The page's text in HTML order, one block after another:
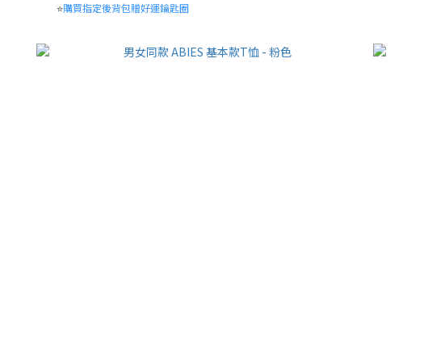
⭐購買指定後背包贈好運鑰匙圈